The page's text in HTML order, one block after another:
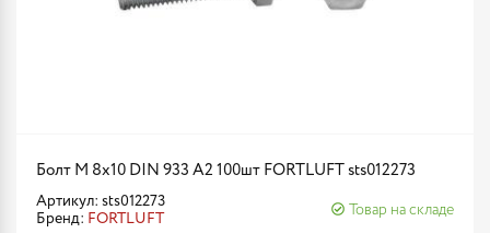
Болт М 8х10 DIN 933 A2 100шт FORTLUFT sts012273
Артикул: sts012273
Бренд: FORTLUFT
Товар на складе